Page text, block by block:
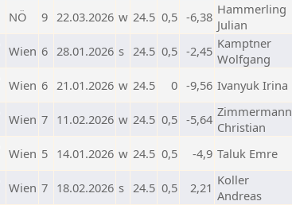
NÖ 9 22.03.2026 w 24.5 0,5 -6,38 Hammerling
Julian
Wien 6 28.01.2026 s 24.5 0,5 -2,45 Kamptner
Wolfgang
Wien 6 21.01.2026 w 24.5 0 -9,56 Ivanyuk Irina
Wien 7 11.02.2026 w 24.5 0,5 -5,64 Zimmermann
Christian
Wien 5 14.01.2026 w 24.5 0,5 -4,9 Taluk Emre
Wien 7 18.02.2026 s 24.5 0,5 2,21 Koller
Andreas